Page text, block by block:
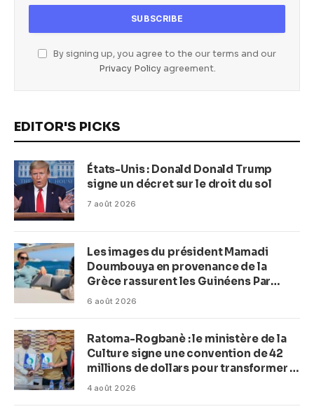
By signing up, you agree to the our terms and our
Privacy Policyagreement.
EDITOR'S PICKS
États-Unis : Donald Donald Trump
signe un décret sur le droit du sol
7 août 2026
Les images du président Mamadi
Doumbouya en provenance de la
Grèce rassurent les Guinéens Par
(Macka Baldé)
6 août 2026
Ratoma-Rogbanè : le ministère de la
Culture signe une convention de 42
millions de dollars pour transformer la
plage en complexe balnéaire
4 août 2026